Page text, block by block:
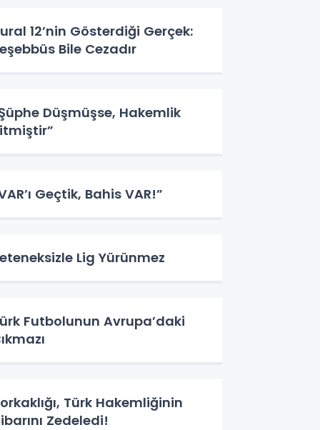
12’nin Gösterdiği Gerçek:
Bile Cezadır
Düşmüşse, Hakemlik
Geçtik, Bahis VAR!”
Lig Yürünmez
Futbolunun Avrupa’daki
Türk Hakemliğinin
itibarını Zedeledi!